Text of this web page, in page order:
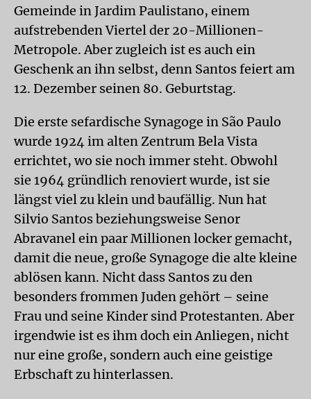
Gemeinde in Jardim Paulistano, einem
aufstrebenden Viertel der 20-Millionen-
Metropole. Aber zugleich ist es auch ein
Geschenk an ihn selbst, denn Santos feiert am
12. Dezember seinen 80. Geburtstag.
Die erste sefardische Synagoge in São Paulo
wurde 1924 im alten Zentrum Bela Vista
errichtet, wo sie noch immer steht. Obwohl
sie 1964 gründlich renoviert wurde, ist sie
längst viel zu klein und baufällig. Nun hat
Silvio Santos beziehungsweise Senor
Abravanel ein paar Millionen locker gemacht,
damit die neue, große Synagoge die alte kleine
ablösen kann. Nicht dass Santos zu den
besonders frommen Juden gehört – seine
Frau und seine Kinder sind Protestanten. Aber
irgendwie ist es ihm doch ein Anliegen, nicht
nur eine große, sondern auch eine geistige
Erbschaft zu hinterlassen.